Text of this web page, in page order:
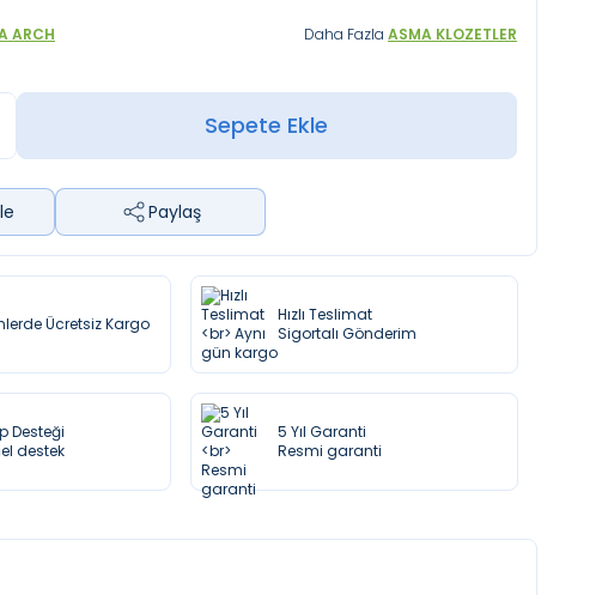
ARCH Daha Fazla ASMA KLOZETLER
Sepete Ekle
Paylaş
Ücretsiz Kargo
Hızlı Teslimat
Sigortalı Gönderim
Desteği
destek
5 Yıl Garanti
Resmi garanti